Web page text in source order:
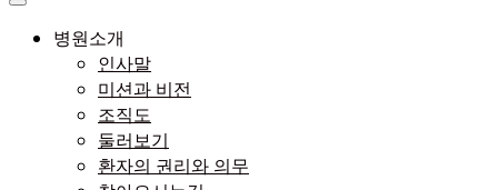
병원소개
인사말
미션과 비전
조직도
둘러보기
환자의 권리와 의무